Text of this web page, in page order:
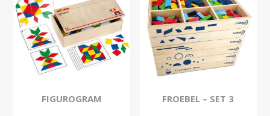
FIGUROGRAM FROEBEL – SET 3